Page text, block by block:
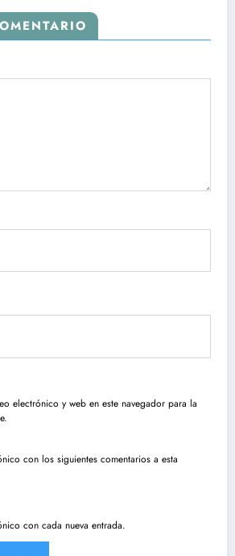
electrónico y web en este navegador para la
con los siguientes comentarios a esta
con cada nueva entrada.